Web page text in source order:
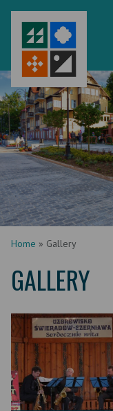
Home » Gallery
GALLERY